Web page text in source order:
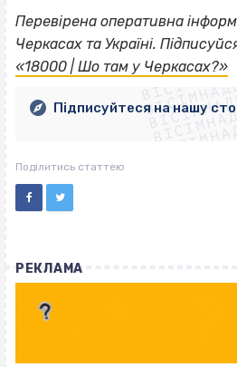
Перевірена оперативна
Черкасах та Україні.
«18000 | Шо там у Черкасах?»
Підписуйтеся на нашу
Поділитись статтею
РЕКЛАМА